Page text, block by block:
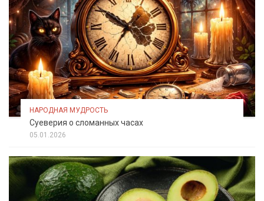
НАРОДНАЯ МУДРОСТЬ
Суеверия о сломанных часах
05.01.2026